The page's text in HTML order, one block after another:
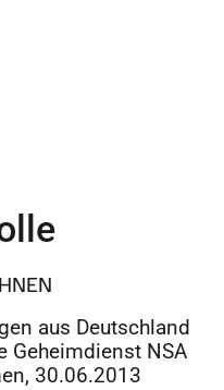
aus Deutschland
Geheimdienst NSA
30.06.2013